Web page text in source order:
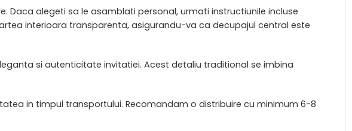
Daca alegeti sa le asamblati personal, urmati instructiunile incluse
interioara transparenta, asigurandu-va ca decupajul central este
si autenticitate invitatiei. Acest detaliu traditional se imbina
in timpul transportului. Recomandam o distribuire cu minimum 6-8